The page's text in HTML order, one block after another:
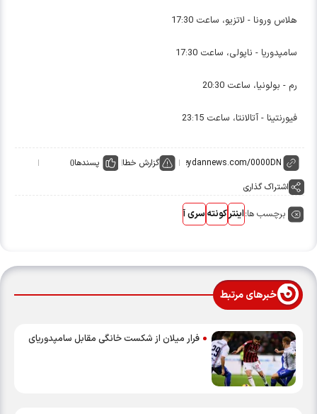
هلاس ورونا - لاتزیو، ساعت 17:30
سامپدوریا - ناپولی، ساعت 17:30
رم - بولونیا، ساعت 20:30
فیورنتینا - آتالانتا، ساعت 23:15
گزارش خطا پسندها0
اشتراک گذاری
برچسب ها:اینترکونتهسری آ
خبرهای مرتبط
فرار میلان از شکست خانگی مقابل سامپدوریای